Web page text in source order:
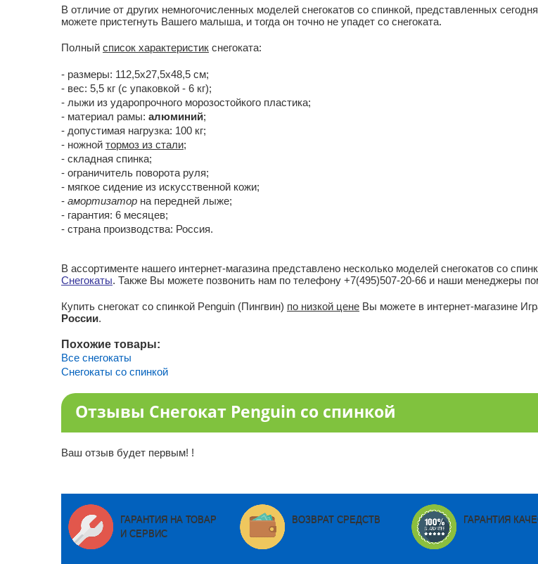
В отличие от других немногочисленных моделей снегокатов со спинкой, представленных
можете пристегнуть Вашего малыша, и тогда он точно не упадет со снегоката.
Полный список характеристик снегоката:
- размеры: 112,5х27,5х48,5 см;
- вес: 5,5 кг (с упаковкой - 6 кг);
- лыжи из ударопрочного морозостойкого пластика;
- материал рамы: алюминий;
- допустимая нагрузка: 100 кг;
- ножной тормоз из стали;
- складная спинка;
- ограничитель поворота руля;
- мягкое сидение из искусственной кожи;
- амортизатор на передней лыже;
- гарантия: 6 месяцев;
- страна производства: Россия.
В ассортименте нашего интернет-магазина представлено несколько моделей снегокатов со
Снегокаты. Также Вы можете позвонить нам по телефону +7(495)507-20-66 и наши менеджеры
Купить снегокат со спинкой Penguin (Пингвин) по низкой цене Вы можете в интернет-магазине
России.
Похожие товары:
Все снегокаты
Снегокаты со спинкой
Отзывы Снегокат Penguin со спинкой
Ваш отзыв будет первым! !
ГАРАНТИЯ НА ТОВАР
И СЕРВИС
ВОЗВРАТ СРЕДСТВ ГАРАНТИЯ